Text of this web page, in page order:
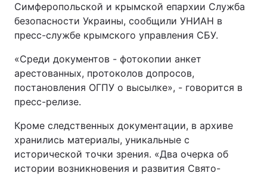
Симферопольской и крымской епархии Служба
безопасности Украины, сообщили УНИАН в
пресс-службе крымского управления СБУ.
«Среди документов - фотокопии анкет
арестованных, протоколов допросов,
постановления ОГПУ о высылке», - говорится в
пресс-релизе.
Кроме следственных документации, в архиве
хранились материалы, уникальные с
исторической точки зрения. «Два очерка об
истории возникновения и развития Свято-